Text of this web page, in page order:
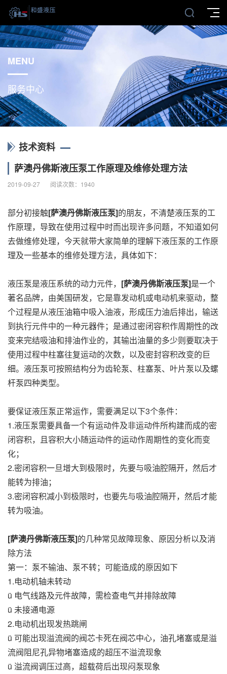
MENU
服务中心
技术资料
萨澳丹佛斯液压泵工作原理及维修处理方法
2019-09-27 阅读次数： 1940
部分初接触[萨澳丹佛斯液压泵]的朋友，不清楚液压泵的工
作原理，导致在使用过程中时而出现许多问题，不知道如何
去做维修处理，今天就带大家简单的理解下液压泵的工作原
理及一些基本的维修处理方法，具体如下：
液压泵是液压系统的动力元件， [萨澳丹佛斯液压泵]是一个
著名品牌，由美国研发，它是靠发动机或电动机来驱动，整
个过程是从液压油箱中吸入油液，形成压力油后排出，输送
到执行元件中的一种元器件；是通过密闭容积作周期性的改
变来完结吸油和排油作业的，其输出油量的多少则要取决于
使用过程中柱塞往复运动的次数，以及密封容积改变的巨
细。液压泵可按照结构分为齿轮泵、柱塞泵、叶片泵以及螺
杆泵四种类型。
要保证液压泵正常运作，需要满足以下3个条件：
1.液压泵需要具备一个有运动件及非运动件所构建而成的密
闭容积，且容积大小随运动件的运动作周期性的变化而变
化；
2.密闭容积一旦增大到极限时，先要与吸油腔隔开，然后才
能转为排油；
3.密闭容积减小到极限时，也要先与吸油腔隔开，然后才能
转为吸油。
[萨澳丹佛斯液压泵]的几种常见故障现象、原因分析以及消
除方法
第一：泵不输油、泵不转；可能造成的原因如下
1.电动机轴未转动
ü 电气线路及元件故障，需检查电气并排除故障
ü 未接通电源
2.电动机出现发热跳闸
ü 可能出现溢流阀的阀芯卡死在阀芯中心，油孔堵塞或是溢
流阀阻尼孔异物堵塞造成的超压不溢流现象
ü 溢流阀调压过高，超载荷后出现闷泵现象